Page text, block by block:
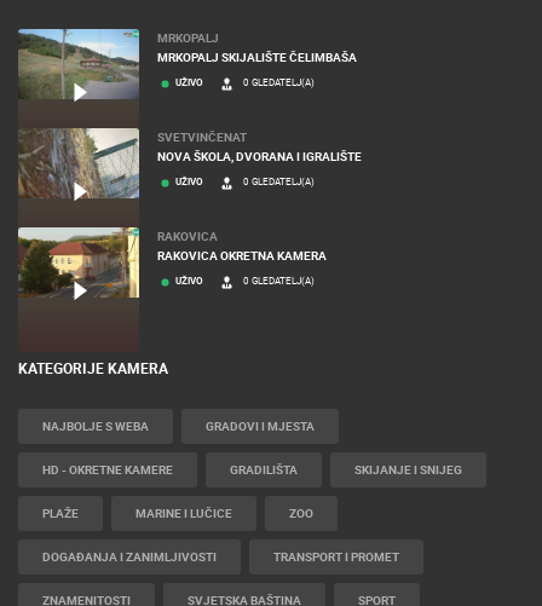
MRKOPALJ
MRKOPALJ SKIJALIŠTE ČELIMBAŠA
UŽIVO 0 GLEDATELJ(A)
SVETVINČENAT
NOVA ŠKOLA, DVORANA I IGRALIŠTE
UŽIVO 0 GLEDATELJ(A)
RAKOVICA
RAKOVICA OKRETNA KAMERA
UŽIVO 0 GLEDATELJ(A)
KATEGORIJE KAMERA
NAJBOLJE S WEBA GRADOVI I MJESTA
HD - OKRETNE KAMERE GRADILIŠTA SKIJANJE I SNIJEG
PLAŽE MARINE I LUČICE ZOO
DOGAĐANJA I ZANIMLJIVOSTI TRANSPORT I PROMET
ZNAMENITOSTI SVJETSKA BAŠTINA SPORT